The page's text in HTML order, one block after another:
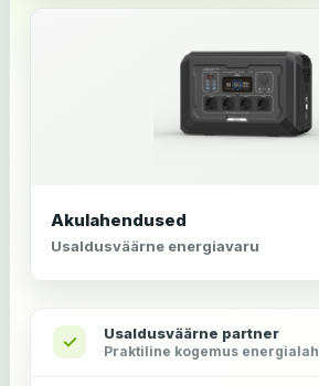
Akulahendused
Usaldusväärne energiavaru
✓ Usaldusväärne partner
Praktiline kogemus